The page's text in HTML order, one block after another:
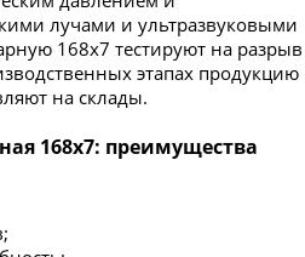
лучами и ультразвуковыми
168х7 тестируют на разрыв
этапах продукцию
на склады.
168х7: преимущества